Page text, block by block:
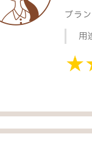
ブラ
用